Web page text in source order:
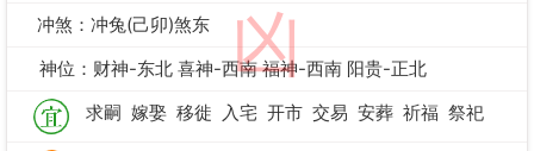
凶
冲煞：冲兔(己卯)煞东
神位：财神-东北 喜神-西南 福神-西南 阳贵-正北
求嗣 嫁娶 移徙 入宅 开市 交易 安葬 祈福 祭祀